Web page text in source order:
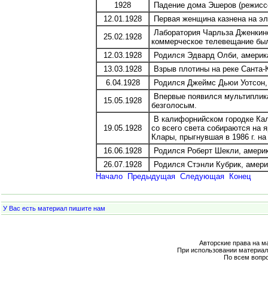
1928
Падение дома Эшеров
12.01.1928
Первая женщина казнена на
25.02.1928
Лаборатория Чарльза
коммерческое телевещание
12.03.1928
Родился Эдвард Олби,
13.03.1928
Взрыв плотины на реке
6.04.1928
Родился Джеймс Дьюи Уотсон,
15.05.1928
Впервые появился
безголосым.
19.05.1928
В калифорнийском городке
со всего света собираются на
Клары, прыгнувшая в 1986 г.
16.06.1928
Родился Роберт Шекли,
26.07.1928
Родился Стэнли Кубрик,
Начало
Предыдущая Следующая Конец
У Вас есть материал пишите нам
Авторские права на
При использовании
По всем